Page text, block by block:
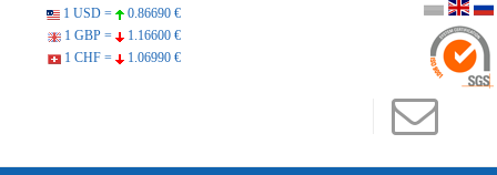
1 USD =
0.86690 €
1 GBP =
1.16600 €
1 CHF =
1.06990 €